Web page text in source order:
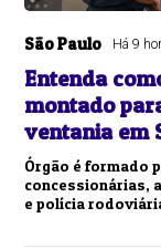
São Paulo Há 9
Entenda
montado
ventania em
Órgão é formado
concessionárias,
e polícia